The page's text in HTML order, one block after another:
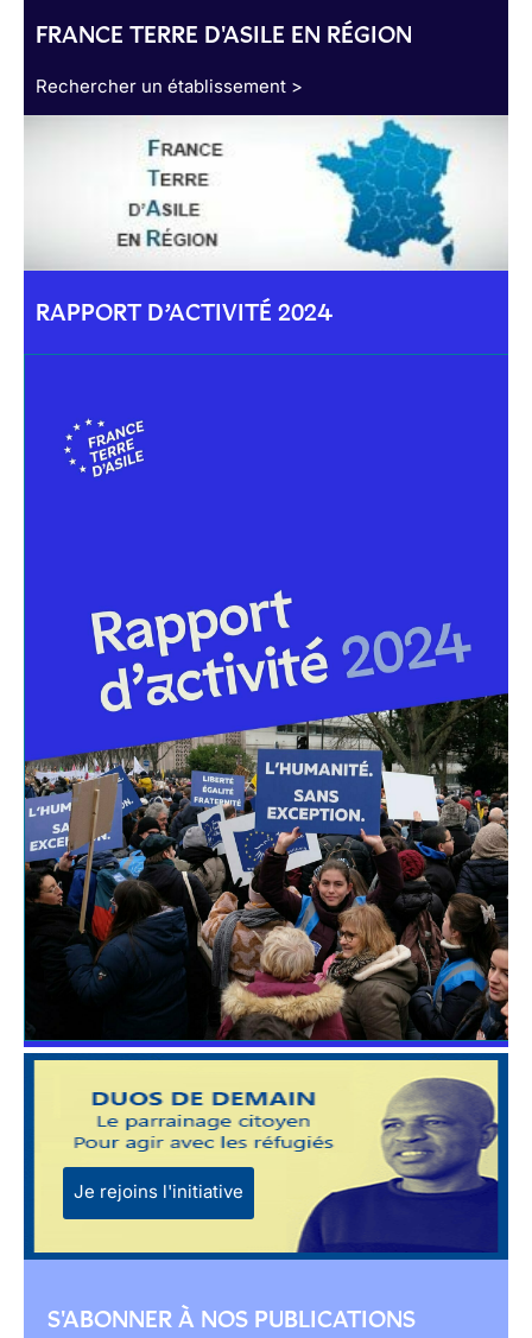
FRANCE TERRE D'ASILE EN RÉGION
Rechercher un établissement >
RAPPORT D’ACTIVITÉ 2024
Je rejoins l'initiative
S'ABONNER À NOS PUBLICATIONS